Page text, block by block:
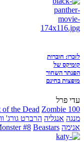
לזכרו: חוברות
קומיקס של
הפנתר השחור
מופצות בחינם
עדי פרל
the Dead Zombie 100
מנגה אנגליה הרברט גורג'
אנימה
#8 Beastars